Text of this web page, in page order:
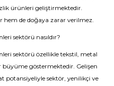
ürünleri geliştirmektedir.
hem de doğaya zarar verilmez.
sektörü nasıldır?
sektörü özellikle tekstil, metal
büyüme göstermektedir. Gelişen
potansiyeliyle sektör, yenilikçi ve